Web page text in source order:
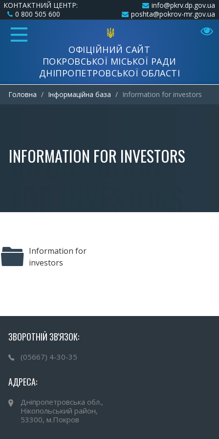
КОНТАКТНИЙ ЦЕНТР:
0 800 505 600
info@pkrv.dp.gov.ua
poshta@pokrov-mr.gov.ua
ОФІЦІЙНИЙ САЙТ
ПОКРОВСЬКОЇ МІСЬКОЇ РАДИ
ДНІПРОПЕТРОВСЬКОЇ ОБЛАСТІ
Головна Інформаційна база Information for investors
INFORMATION FOR INVESTORS
Information for
investors
ЗВОРОТНІЙ ЗВ'ЯЗОК:
(05667) 4-30-35
АДРЕСА:
Дніпропетровська обл.,
Нікопольський район,
53300, м.Покров